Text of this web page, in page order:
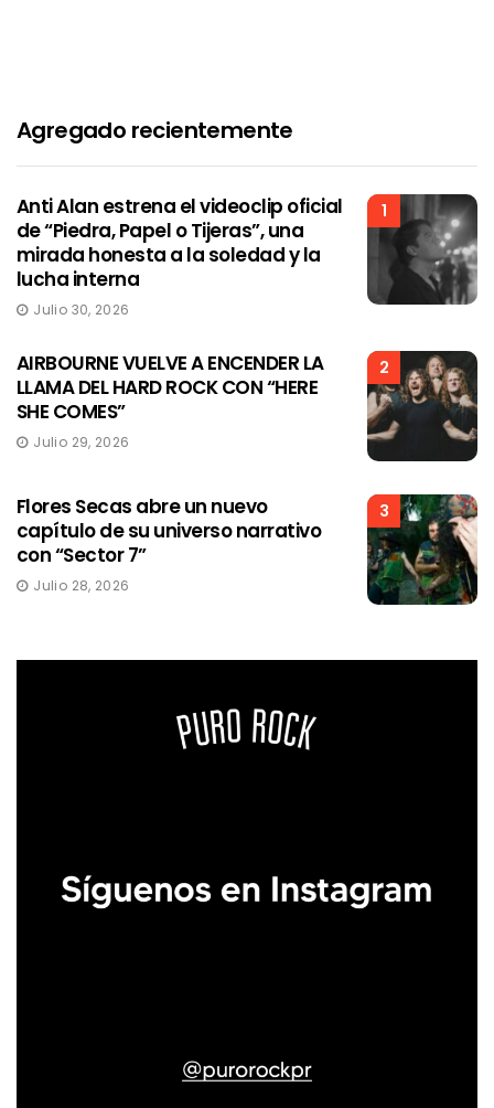
Agregado recientemente
1
Anti Alan estrena el videoclip oficial
de “Piedra, Papel o Tijeras”, una
mirada honesta a la soledad y la
lucha interna
Julio 30, 2026
2
AIRBOURNE VUELVE A ENCENDER LA
LLAMA DEL HARD ROCK CON “HERE
SHE COMES”
Julio 29, 2026
3
Flores Secas abre un nuevo
capítulo de su universo narrativo
con “Sector 7”
Julio 28, 2026